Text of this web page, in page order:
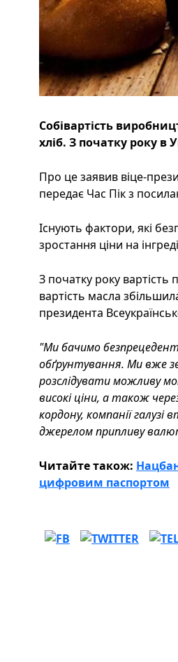
Собівартість
хліб. З початку року в
Про це заявив віце-
передає Час Пік з
Існують фактори, які
зростання ціни на
З початку року вартість
вартість масла
президента
"Ми бачимо
обґрунтування. Ми вже
розслідувати можливу
високі ціни, а також
кордону, компанії
джерелом припливу
Читайте також:
цифровим паспортом